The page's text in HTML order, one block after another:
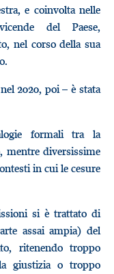
e coinvolta nelle
del Paese,
nel corso della sua
2020, poi – è stata
formali tra la
mentre diversissime
in cui le cesure
si è trattato di
assai ampia) del
ritenendo troppo
giustizia o troppo